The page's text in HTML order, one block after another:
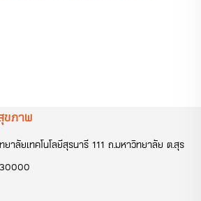
ขภาพ
าลัยเทคโนโลยีสุรนารี 111 ถ.มหาวิทยาลัย ต.สุร
30000